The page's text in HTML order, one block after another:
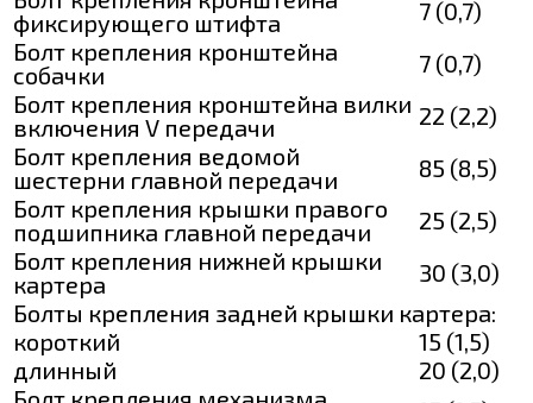
фиксирующего штифта
7 (0,7)
Болт крепления кронштейна
собачки
7 (0,7)
Болт крепления кронштейна вилки
включения V передачи
22 (2,2)
Болт крепления ведомой
шестерни главной передачи
85 (8,5)
Болт крепления крышки правого
подшипника главной передачи
25 (2,5)
Болт крепления нижней крышки
картера
30 (3,0)
Болты крепления задней крышки картера:
короткий
15 (1,5)
длинный
20 (2,0)